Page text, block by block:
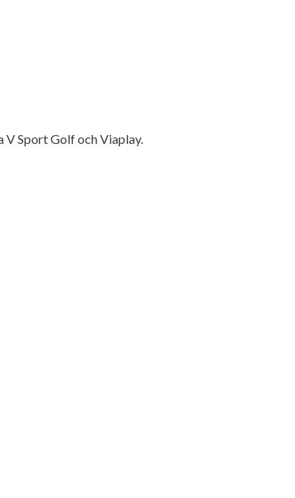
V Sport Golf och Viaplay.